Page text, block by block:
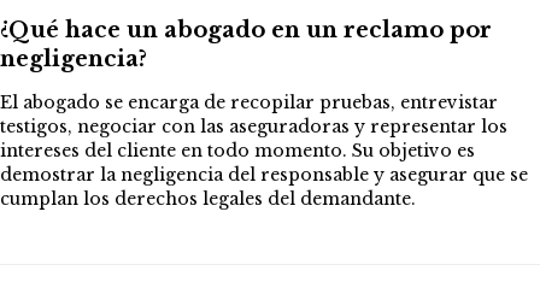
¿Qué hace un abogado en un reclamo por
negligencia?
El abogado se encarga de recopilar pruebas, entrevistar
testigos, negociar con las aseguradoras y representar los
intereses del cliente en todo momento. Su objetivo es
demostrar la negligencia del responsable y asegurar que se
cumplan los derechos legales del demandante.